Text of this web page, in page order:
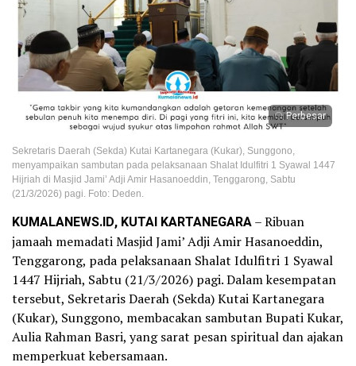
Perbesar
Sekretaris Daerah (Sekda) Kutai Kartanegara (Kukar), Sunggono,
menyampaikan sambutan pada pelaksanaan Shalat Idulfitri 1 Syawal 1447
Hijriah di Masjid Jami’ Adji Amir Hasanoeddin, Tenggarong, Sabtu
(21/3/2026) pagi. Foto: Deden.
KUMALANEWS.ID, KUTAI KARTANEGARA– Ribuan
jamaah memadati Masjid Jami’ Adji Amir Hasanoeddin,
Tenggarong, pada pelaksanaan Shalat Idulfitri 1 Syawal
1447 Hijriah, Sabtu (21/3/2026) pagi. Dalam kesempatan
tersebut, Sekretaris Daerah (Sekda) Kutai Kartanegara
(Kukar), Sunggono, membacakan sambutan Bupati Kukar,
Aulia Rahman Basri, yang sarat pesan spiritual dan ajakan
memperkuat kebersamaan.